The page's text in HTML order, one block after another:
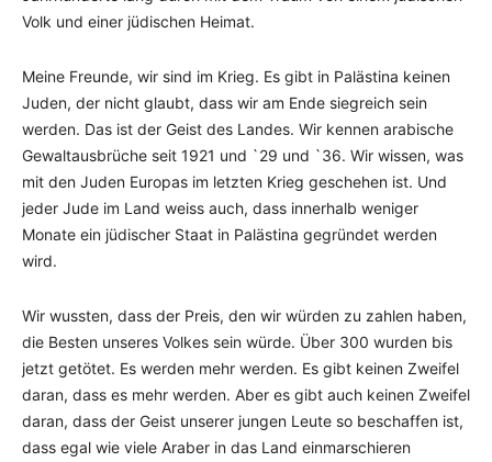
Volk und einer jüdischen Heimat.
Meine Freunde, wir sind im Krieg. Es gibt in Palästina keinen
Juden, der nicht glaubt, dass wir am Ende siegreich sein
werden. Das ist der Geist des Landes. Wir kennen arabische
Gewaltausbrüche seit 1921 und `29 und `36. Wir wissen, was
mit den Juden Europas im letzten Krieg geschehen ist. Und
jeder Jude im Land weiss auch, dass innerhalb weniger
Monate ein jüdischer Staat in Palästina gegründet werden
wird.
Wir wussten, dass der Preis, den wir würden zu zahlen haben,
die Besten unseres Volkes sein würde. Über 300 wurden bis
jetzt getötet. Es werden mehr werden. Es gibt keinen Zweifel
daran, dass es mehr werden. Aber es gibt auch keinen Zweifel
daran, dass der Geist unserer jungen Leute so beschaffen ist,
dass egal wie viele Araber in das Land einmarschieren